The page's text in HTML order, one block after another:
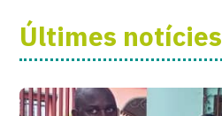
Últimes notícies